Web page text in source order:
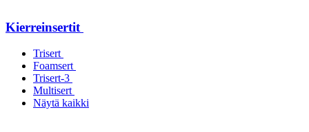
Kierreinsertit
Trisert
Foamsert
Trisert-3
Multisert
Näytä kaikki